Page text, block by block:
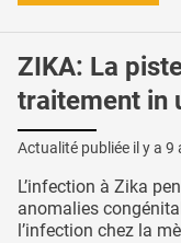
ZIKA: La
traitement in
Actualité publiée il y a 9
L’infection à Zika
anomalies
l’infection chez la